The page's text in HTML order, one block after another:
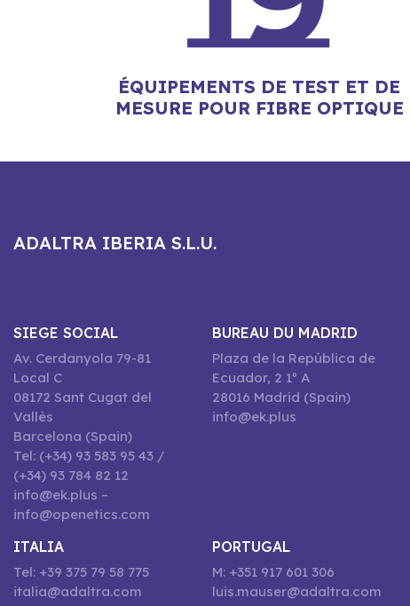
ÉQUIPEMENTS DE TEST ET DE
MESURE POUR FIBRE OPTIQUE
ADALTRA IBERIA S.L.U.
SIEGE SOCIAL
Av. Cerdanyola 79-81
Local C
08172 Sant Cugat del
Vallès
Barcelona (Spain)
Tel: (+34) 93 583 95 43 /
(+34) 93 784 82 12
info@ek.plus –
info@openetics.com
BUREAU DU MADRID
Plaza de la República de
Ecuador, 2 1º A
28016 Madrid (Spain)
info@ek.plus
ITALIA
Tel: +39 375 79 58 775
italia@adaltra.com
PORTUGAL
M: +351 917 601 306
luis.mauser@adaltra.com